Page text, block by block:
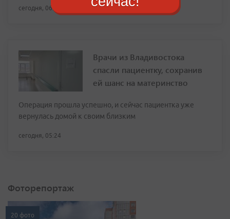
сегодня, 06:26
Врачи из Владивостока
спасли пациентку, сохранив
ей шанс на материнство
Операция прошла успешно, и сейчас пациентка уже
вернулась домой к своим близким
сегодня, 05:24
Фоторепортаж
20 фото